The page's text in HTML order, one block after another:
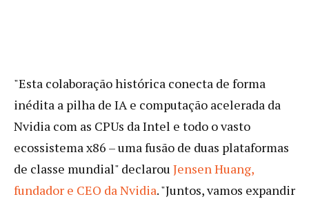
"Esta colaboração histórica conecta de forma
inédita a pilha de IA e computação acelerada da
Nvidia com as CPUs da Intel e todo o vasto
ecossistema x86 – uma fusão de duas plataformas
de classe mundial" declarou Jensen Huang,
fundador e CEO da Nvidia. "Juntos, vamos expandir